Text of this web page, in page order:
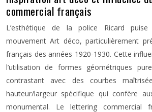
commercial français
L’esthétique de la police Ricard
mouvement Art déco, particulièrement
français des années 1920-1930. Cette
l’utilisation de formes géométriques
contrastant avec des courbes
hauteur/largeur spécifique qui confère
monumental. Le lettering commercial